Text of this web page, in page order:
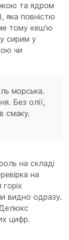
та ядром
повністю
тому кеш’ю
сирим у
чи
морська.
Без олії,
смаку.
на складі
на
видно одразу.
Делюкс
цифр.